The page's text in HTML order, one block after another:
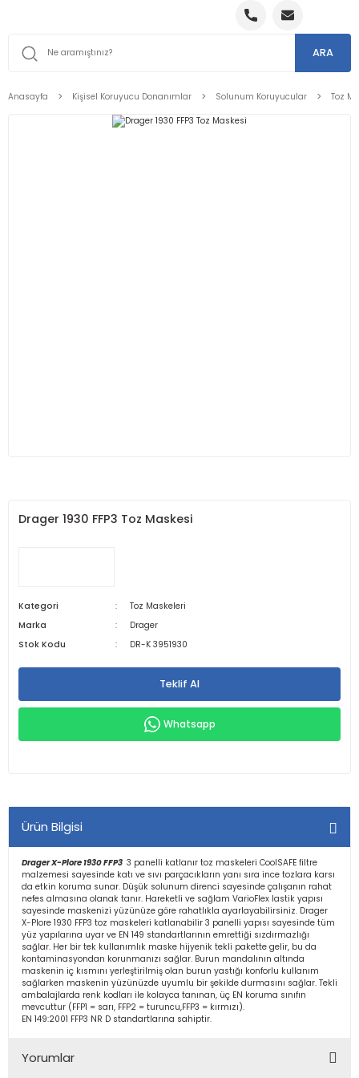
ARA
Anasayfa Kişisel Koruyucu Donanımlar Solunum Koruyucular Toz
Drager 1930 FFP3 Toz Maskesi
Kategori
Toz Maskeleri
Marka
Drager
Stok Kodu
DR-K 3951930
Teklif Al
Whatsapp
Ürün Bilgisi
Drager X-Plore 1930 FFP3 3 panelli katlanır toz maskeleri CoolSAFE filtre
malzemesi sayesinde katı ve sıvı parçacıkların yanı sıra ince tozlara karsı
da etkin koruma sunar. Düşük solunum direnci sayesinde çalışanın rahat
nefes almasına olanak tanır. Hareketli ve sağlam VarioFlex lastik yapısı
sayesinde maskenizi yüzünüze göre rahatlıkla ayarlayabilirsiniz. Drager
X-Plore 1930 FFP3 toz maskeleri katlanabilir 3 panelli yapısı sayesinde tüm
yüz yapılarına uyar ve EN 149 standartlarının emrettiği sızdırmazlığı
sağlar. Her bir tek kullanımlık maske hijyenik tekli pakette gelir, bu da
kontaminasyondan korunmanızı sağlar. Burun mandalının altında
maskenin iç kısmını yerleştirilmiş olan burun yastığı konforlu kullanım
sağlarken maskenin yüzünüzde uyumlu bir şekilde durmasını sağlar. Tekli
ambalajlarda renk kodları ile kolayca tanınan, üç EN koruma sınıfın
mevcuttur (FFP1 = sarı, FFP2 = turuncu,FFP3 = kırmızı).
EN 149:2001 FFP3 NR D standartlarına sahiptir.
Yorumlar